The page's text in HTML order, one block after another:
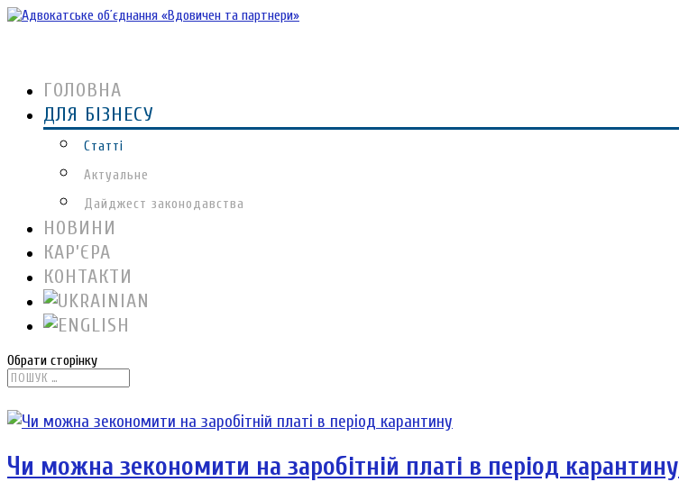
ГОЛОВНА
ДЛЯ БІЗНЕСУ
Статті
Актуальне
Дайджест законодавства
НОВИНИ
КАР’ЄРА
КОНТАКТИ
Обрати сторінку
Чи можна зекономити на заробітній платі в період карантину